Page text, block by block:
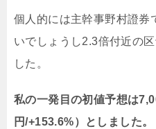
個人的には主幹事野村證券
いでしょうし2.3倍付近の
した。
私の一発目の初値予想は
円/+153.6%）としました。